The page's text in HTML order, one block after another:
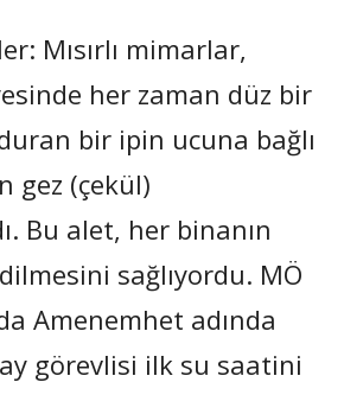
Mısırlı mimarlar,
her zaman düz bir
bir ipin ucuna bağlı
gez (çekül)
Bu alet, her binanın
sağlıyordu. MÖ
Amenemhet adında
görevlisi ilk su saatini